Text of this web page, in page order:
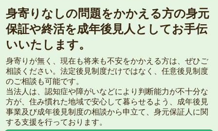
身寄りなしの問題をかかえる方の身元
保証や終活を成年後見人としてお手伝
いいたします。
身寄りが無く、現在も将来も不安をかかえる方は、ぜひご
相談ください。法定後見制度だけではなく、任意後見制度
のご相談も可能です。
当法人は、認知症や障がいなどにより判断能力が不十分な
方が、住み慣れた地域で安心して暮らせるよう、成年後見
事業及び成年後見制度の相談から申立て、身元保証人に関
する支援を行っております。